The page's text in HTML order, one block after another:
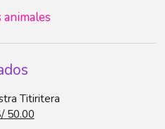
animales
Titiritera
50.00